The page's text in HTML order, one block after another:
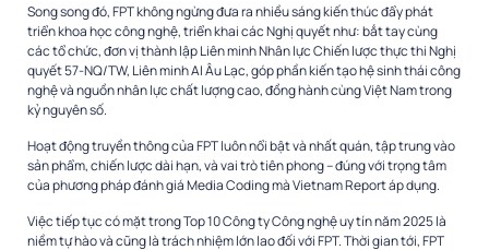
Song song đó, FPT không ngừng đưa ra nhiều sáng kiến thúc đẩy phát
triển khoa học công nghệ, triển khai các Nghị quyết như: bắt tay cùng
các tổ chức, đơn vị thành lập Liên minh Nhân lực Chiến lược thực thi Nghị
quyết 57-NQ/TW, Liên minh AI Âu Lạc, góp phần kiến tạo hệ sinh thái công
nghệ và nguồn nhân lực chất lượng cao, đồng hành cùng Việt Nam trong
kỷ nguyên số.
Hoạt động truyền thông của FPT luôn nổi bật và nhất quán, tập trung vào
sản phẩm, chiến lược dài hạn, và vai trò tiên phong – đúng với trọng tâm
của phương pháp đánh giá Media Coding mà Vietnam Report áp dụng.
Việc tiếp tục có mặt trong Top 10 Công ty Công nghệ uy tín năm 2025 là
niềm tự hào và cũng là trách nhiệm lớn lao đối với FPT. Thời gian tới, FPT